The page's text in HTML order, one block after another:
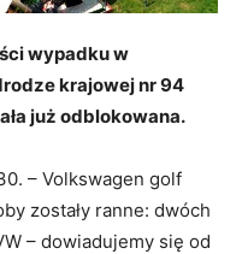
wypadku w
krajowej nr 94
już odblokowana.
– Volkswagen golf
zostały ranne: dwóch
– dowiadujemy się od